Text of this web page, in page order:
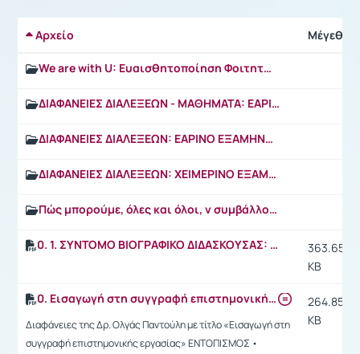
Αρχείο Μέγεθος
We are with U: Ευαισθητοποίηση Φοιτητών/τριών για την Έμφυλη Ισότητα στην Εργασία.
ΔΙΑΦΑΝΕΙΕΣ ΔΙΑΛΕΞΕΩΝ - ΜΑΘΗΜΑΤΑ: ΕΑΡΙΝΟ ΕΞΑΜΗΝΟ 2022
ΔΙΑΦΑΝΕΙΕΣ ΔΙΑΛΕΞΕΩΝ: ΕΑΡΙΝΟ ΕΞΑΜΗΝΟ 2024
ΔΙΑΦΑΝΕΙΕΣ ΔΙΑΛΕΞΕΩΝ: ΧΕΙΜΕΡΙΝΟ ΕΞΑΜΗΝΟ 2023-2024
Πώς μπορούμε, όλες και όλοι, ν συμβάλλουμε στη δημιουργία μιας πιο ισότιμης και συμπεριληπτικής αγοράς εργασίας
0. 1. ΣΥΝΤΟΜΟ ΒΙΟΓΡΑΦΙΚΟ ΔΙΔΑΣΚΟΥΣΑΣ: Ειρήνη Καμπερίδου (Irene Kamberidou BA, MA, PhD)
363.65
KB
0. Εισαγωγή στη συγγραφή επιστημονικής εργασίας και παραδείγματα βιβλιογραφικών αναφορών
Διαφάνειες της Δρ. Ολγάς Παντούλη με τίτλο «Εισαγωγή στη
συγγραφή επιστημονικής εργασίας» ΕΝΤΟΠΙΣΜΟΣ •
264.85
KB